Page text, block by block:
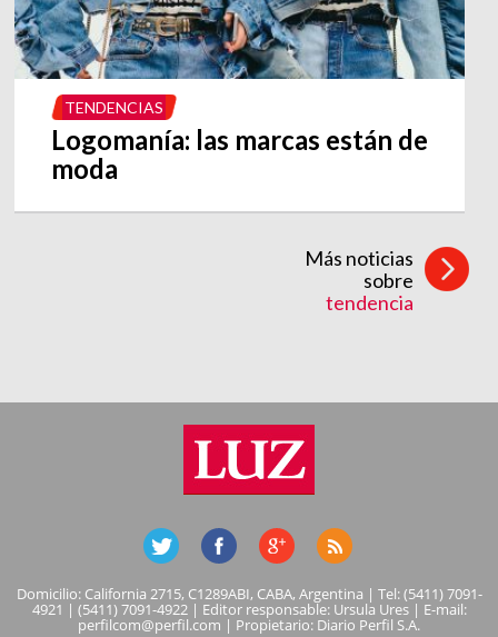
TENDENCIAS
Logomanía: las marcas están de
moda
Más noticias
sobre
tendencia
Domicilio: California 2715, C1289ABI, CABA, Argentina | Tel: (5411) 7091-
4921 | (5411) 7091-4922 | Editor responsable: Ursula Ures | E-mail:
perfilcom@perfil.com | Propietario: Diario Perfil S.A.